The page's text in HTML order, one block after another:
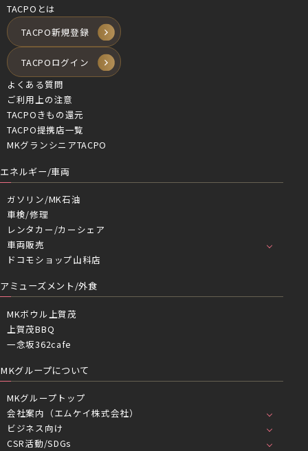
TACPOとは
TACPO新規登録
TACPOログイン
よくある質問
ご利用上の注意
TACPOきもの還元
TACPO提携店一覧
MKグランシニアTACPO
エネルギー/車両
ガソリン/MK石油
車検/修理
レンタカー/カーシェア
車両販売
ドコモショップ山科店
アミューズメント/外食
MKボウル上賀茂
上賀茂BBQ
一念坂362cafe
MKグループについて
MKグループトップ
会社案内（エムケイ株式会社）
ビジネス向け
CSR活動/SDGs